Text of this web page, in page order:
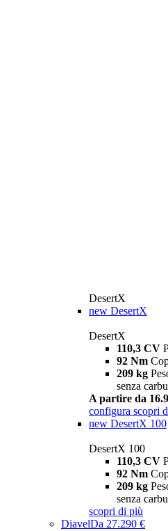
DesertX
new DesertX
DesertX
110,3 CV
92 Nm
209 kg
senza
A partire da
configura scopri
new DesertX 100
DesertX 100
110,3 CV
92 Nm
209 kg
senza
scopri di più
DiavelDa 27.290 €